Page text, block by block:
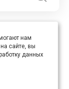
д.20, стр. 3
нам
сайте, вы
данных